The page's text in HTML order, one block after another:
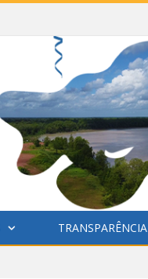
TRANSPARÊNCIA